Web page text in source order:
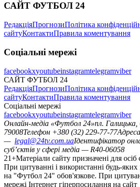
САЙТ ФУТБОЛ 24
РедакціяПрогнозиПолітика
сайтуКонтактиПравила коментування
Соціальні мережі
facebookxyoutubeinstagramtelegramviber
САЙТ ФУТБОЛ 24
РедакціяПрогнозиПолітика
сайтуКонтактиПравила коментування
Соціальні мережі
facebookxyoutubeinstagramtelegramviber
Онлайн-медіа «Футбол 24»пл. Галицька,
79008Телефон +380 (32) 229-77-77
— legal@24tv.com.uaІдентифікатор
суб’єктів у сфері медіа — R40-06058
21+Матеріали сайту призначені для
При цитуванні і використанні будь-яких
на "Футбол 24" обов'язкове. При
мережі Інтернет гіперпосилання на сайт